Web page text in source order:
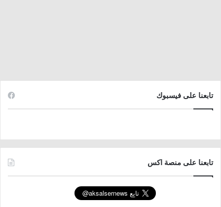
تابعنا على فيسبوك
تابعنا على منصة اكس